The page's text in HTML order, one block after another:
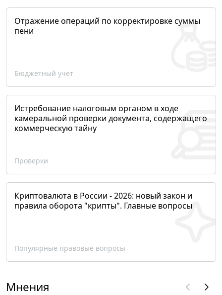
Отражение операций по корректировке суммы
пени
Бюджетный учет
Истребование налоговым органом в ходе
камеральной проверки документа, содержащего
коммерческую тайну
Проверки
Криптовалюта в России - 2026: новый закон и
правила оборота "крипты". Главные вопросы
Популярные правовые вопросы
Мнения